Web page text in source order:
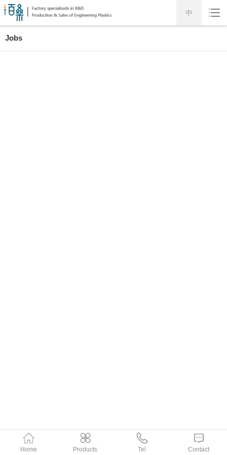
中
Jobs
Home Products Tel Contact